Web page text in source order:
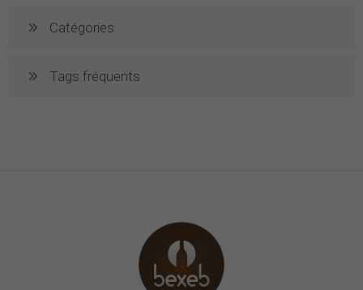
Catégories
Tags fréquents